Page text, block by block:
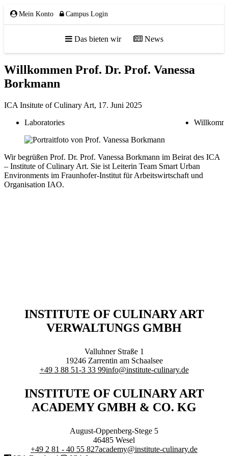
Mein Konto Campus Login
Das bieten wir News
ÜBER UNS
Gremien
Partnerschaften
NETZWERK
Hotelgastronomie
Marken- & Systemgastronomie
ACADEMY
Berufsqualifikation
Willkommen Prof. Dr. Prof. Vanessa
Borkmann
ICA Insitute of Culinary Art, 17. Juni 2025
Laboratories
Wir begrüßen Prof. Dr. Prof. Vanessa Borkmann im Beirat des ICA
– Institute of Culinary Art. Sie ist Leiterin Team Smart Urban
Environments im Fraunhofer-Institut für Arbeitswirtschaft und
Organisation IAO.
INSTITUTE OF CULINARY ART
VERWALTUNGS GMBH
Valluhner Straße 1
19246 Zarrentin am Schaalsee
+49 3 88 51-3 33 99info@institute-culinary.de
INSTITUTE OF CULINARY ART
ACADEMY GMBH & CO. KG
August-Oppenberg-Stege 5
46485 Wesel
+49 2 81 - 40 55 827academy@institute-culinary.de